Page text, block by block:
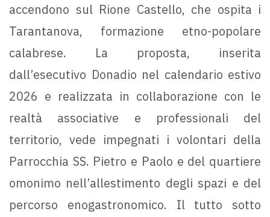
accendono sul Rione Castello, che ospita i
Tarantanova, formazione etno-popolare
calabrese. La proposta, inserita
dall’esecutivo Donadio nel calendario estivo
2026 e realizzata in collaborazione con le
realtà associative e professionali del
territorio, vede impegnati i volontari della
Parrocchia SS. Pietro e Paolo e del quartiere
omonimo nell’allestimento degli spazi e del
percorso enogastronomico. Il tutto sotto